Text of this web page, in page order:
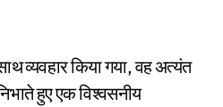
व्यवहार किया गया, वह अत्यंत
हुए एक विश्वसनीय